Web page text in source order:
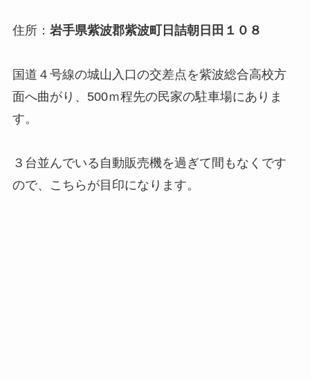
住所： 岩手県紫波郡紫波町日詰朝日田１０８
国道４号線の城山入口の交差点を紫波総合高校方
面へ曲がり、500ｍ程先の民家の駐車場にありま
す。
３台並んでいる自動販売機を過ぎて間もなくです
ので、こちらが目印になります。